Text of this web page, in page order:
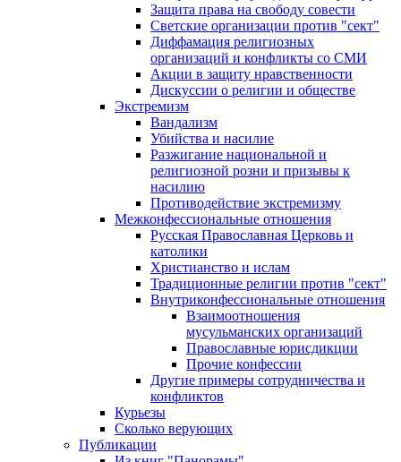
Защита права на свободу совести
Светские организации против "сект"
Диффамация религиозных
организаций и конфликты со СМИ
Акции в защиту нравственности
Дискуссии о религии и обществе
Экстремизм
Вандализм
Убийства и насилие
Разжигание национальной и
религиозной розни и призывы к
насилию
Противодействие экстремизму
Межконфессиональные отношения
Русская Православная Церковь и
католики
Христианство и ислам
Традиционные религии против "сект"
Внутриконфессиональные отношения
Взаимоотношения
мусульманских организаций
Православные юрисдикции
Прочие конфессии
Другие примеры сотрудничества и
конфликтов
Курьезы
Сколько верующих
Публикации